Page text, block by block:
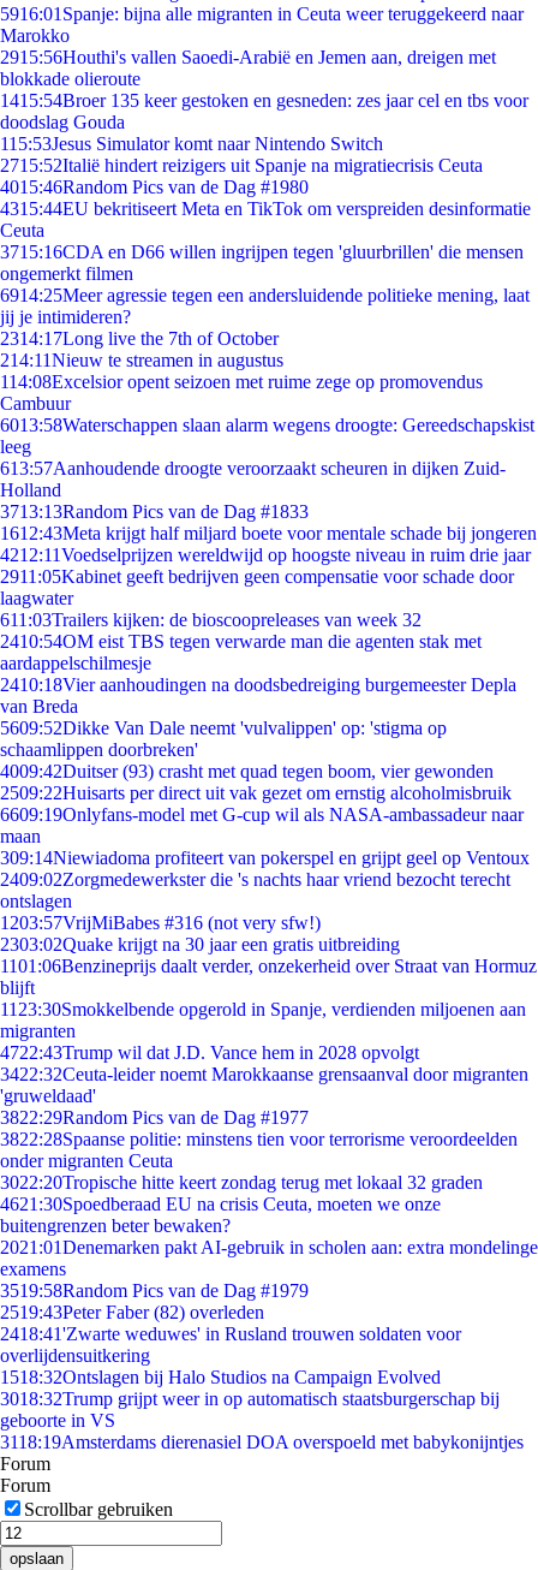
5916:01 Spanje: bijna alle migranten in Ceuta weer teruggekeerd naar
Marokko
2915:56Houthi's vallen Saoedi-Arabië en Jemen aan, dreigen met
blokkade olieroute
1415:54Broer 135 keer gestoken en gesneden: zes jaar cel en tbs voor
doodslag Gouda
115:53Jesus Simulator komt naar Nintendo Switch
2715:52Italië hindert reizigers uit Spanje na migratiecrisis Ceuta
4015:46Random Pics van de Dag #1980
4315:44EU bekritiseert Meta en TikTok om verspreiden desinformatie
Ceuta
3715:16CDA en D66 willen ingrijpen tegen 'gluurbrillen' die mensen
ongemerkt filmen
6914:25Meer agressie tegen een andersluidende politieke mening, laat
jij je intimideren?
2314:17Long live the 7th of October
214:11Nieuw te streamen in augustus
114:08Excelsior opent seizoen met ruime zege op promovendus
Cambuur
6013:58Waterschappen slaan alarm wegens droogte: Gereedschapskist
leeg
613:57Aanhoudende droogte veroorzaakt scheuren in dijken Zuid-
Holland
3713:13Random Pics van de Dag #1833
1612:43Meta krijgt half miljard boete voor mentale schade bij jongeren
4212:11Voedselprijzen wereldwijd op hoogste niveau in ruim drie jaar
2911:05Kabinet geeft bedrijven geen compensatie voor schade door
laagwater
611:03Trailers kijken: de bioscoopreleases van week 32
2410:54OM eist TBS tegen verwarde man die agenten stak met
aardappelschilmesje
2410:18Vier aanhoudingen na doodsbedreiging burgemeester Depla
van Breda
5609:52Dikke Van Dale neemt 'vulvalippen' op: 'stigma op
schaamlippen doorbreken'
4009:42Duitser (93) crasht met quad tegen boom, vier gewonden
2509:22Huisarts per direct uit vak gezet om ernstig alcoholmisbruik
6609:19Onlyfans-model met G-cup wil als NASA-ambassadeur naar
maan
309:14Niewiadoma profiteert van pokerspel en grijpt geel op Ventoux
2409:02Zorgmedewerkster die 's nachts haar vriend bezocht terecht
ontslagen
1203:57VrijMiBabes #316 (not very sfw!)
2303:02Quake krijgt na 30 jaar een gratis uitbreiding
1101:06Benzineprijs daalt verder, onzekerheid over Straat van Hormuz
blijft
11 23:30Smokkelbende opgerold in Spanje, verdienden miljoenen aan
migranten
4722:43Trump wil dat J.D. Vance hem in 2028 opvolgt
3422:32Ceuta-leider noemt Marokkaanse grensaanval door migranten
'gruweldaad'
3822:29Random Pics van de Dag #1977
3822:28Spaanse politie: minstens tien voor terrorisme veroordeelden
onder migranten Ceuta
3022:20Tropische hitte keert zondag terug met lokaal 32 graden
4621:30Spoedberaad EU na crisis Ceuta, moeten we onze
buitengrenzen beter bewaken?
2021:01Denemarken pakt AI-gebruik in scholen aan: extra mondelinge
examens
3519:58Random Pics van de Dag #1979
2519:43Peter Faber (82) overleden
2418:41'Zwarte weduwes' in Rusland trouwen soldaten voor
overlijdensuitkering
1518:32Ontslagen bij Halo Studios na Campaign Evolved
3018:32Trump grijpt weer in op automatisch staatsburgerschap bij
geboorte in VS
3118:19Amsterdams dierenasiel DOA overspoeld met babykonijntjes
Forum
Forum
Scrollbar gebruiken
opslaan